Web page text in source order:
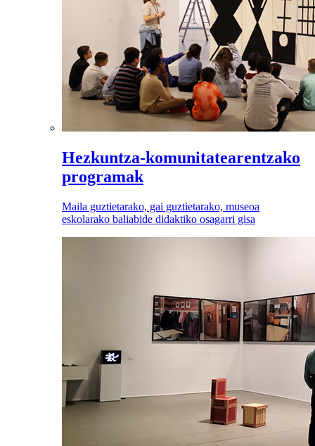
Hezkuntza-komunitatearentzako
programak
Maila guztietarako, gai guztietarako, museoa
eskolarako baliabide didaktiko osagarri gisa